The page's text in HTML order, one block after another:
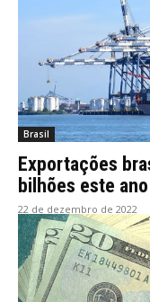
Brasil
Exportações
bilhões este ano
22 de dezembro de 2022